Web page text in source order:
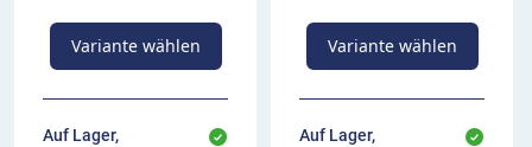
Variante wählen
Auf Lager,
Variante wählen
Auf Lager,